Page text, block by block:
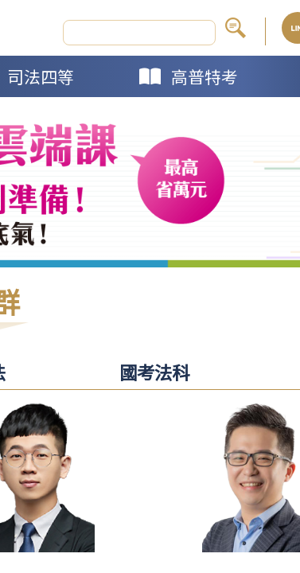
司法四等 高普特考
國考法科